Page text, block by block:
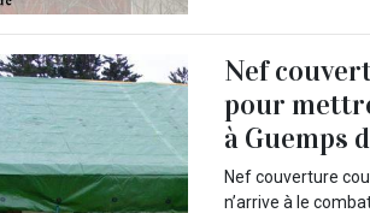
Nef
pour
à Guemps
Nef couverture
n’arrive à le